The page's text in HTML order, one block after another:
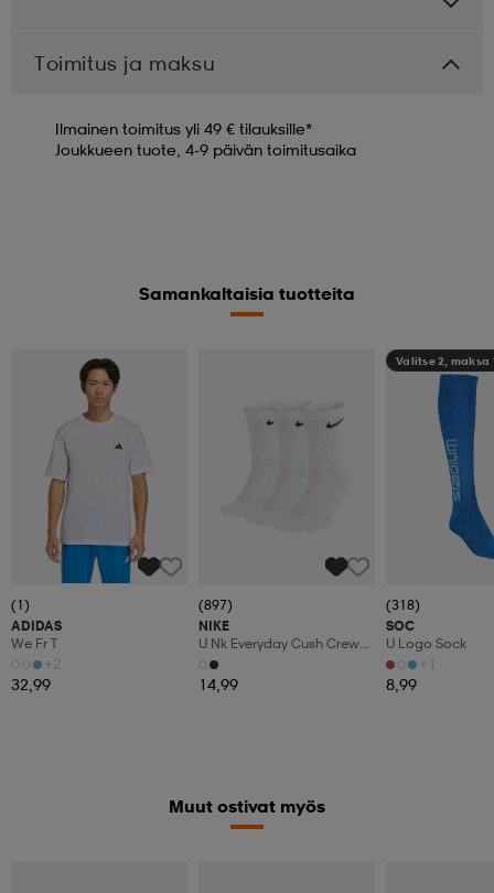
Toimitus ja maksu
Ilmainen toimitus yli 49 € tilauksille*
Joukkueen tuote, 4-9 päivän toimitusaika
Samankaltaisia tuotteita
(1)
ADIDAS
We Fr T
+2
32,99
(897)
NIKE
U Nk Everyday Cush Crew
3pr
14,99
Valitse 2, maksa
(318)
SOC
U Logo Sock
+1
8,99
Muut ostivat myös